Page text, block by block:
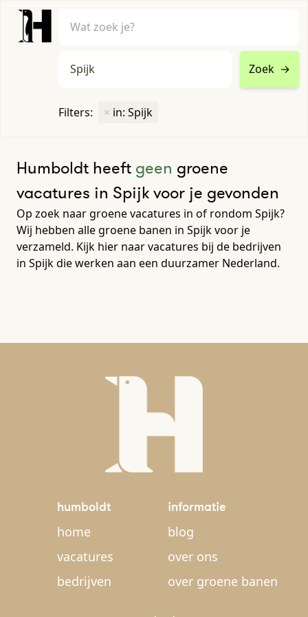
Zoek →
Filters: × in: Spijk
Humboldt heeft geen groene
vacatures in Spijk voor je gevonden
Op zoek naar groene vacatures in of rondom Spijk?
Wij hebben alle groene banen in Spijk voor je
verzameld. Kijk hier naar vacatures bij de bedrijven
in Spijk die werken aan een duurzamer Nederland.
humboldt
home
vacatures
bedrijven
informatie
blog
over ons
over groene banen